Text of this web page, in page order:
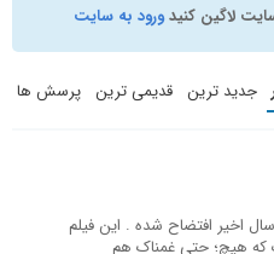
لاگین کنیدورود به سایت
جدید ترین قدیمی ترین پرسش ها
اخیر افتضاح شده . این فیلم
که هیچ؛ حتی غمناک هم